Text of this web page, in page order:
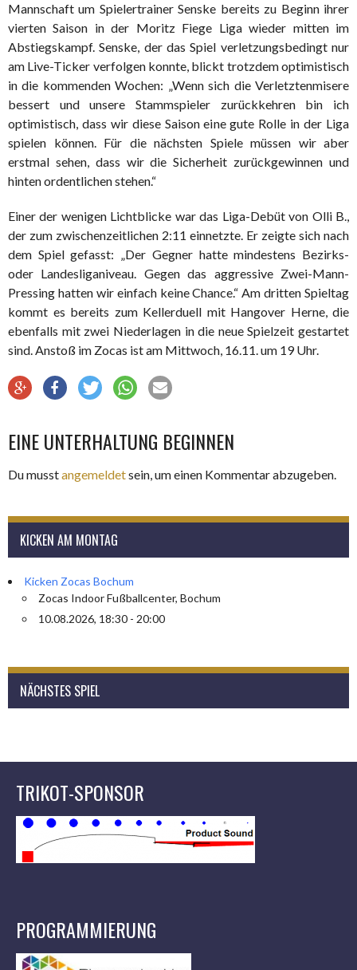
Mannschaft um Spielertrainer Senske bereits zu Beginn ihrer
vierten Saison in der Moritz Fiege Liga wieder mitten im
Abstiegskampf. Senske, der das Spiel verletzungsbedingt nur
am Live-Ticker verfolgen konnte, blickt trotzdem optimistisch
in die kommenden Wochen: „Wenn sich die Verletztenmisere
bessert und unsere Stammspieler zurückkehren bin ich
optimistisch, dass wir diese Saison eine gute Rolle in der Liga
spielen können. Für die nächsten Spiele müssen wir aber
erstmal sehen, dass wir die Sicherheit zurückgewinnen und
hinten ordentlichen stehen.“
Einer der wenigen Lichtblicke war das Liga-Debüt von Olli B.,
der zum zwischenzeitlichen 2:11 einnetzte. Er zeigte sich nach
dem Spiel gefasst: „Der Gegner hatte mindestens Bezirks-
oder Landesliganiveau. Gegen das aggressive Zwei-Mann-
Pressing hatten wir einfach keine Chance.“ Am dritten Spieltag
kommt es bereits zum Kellerduell mit Hangover Herne, die
ebenfalls mit zwei Niederlagen in die neue Spielzeit gestartet
sind. Anstoß im Zocas ist am Mittwoch, 16.11. um 19 Uhr.
EINE UNTERHALTUNG BEGINNEN
Du musstangemeldetsein, um einen Kommentar abzugeben.
KICKEN AM MONTAG
Kicken Zocas Bochum
Zocas Indoor Fußballcenter, Bochum
10.08.2026, 18:30 - 20:00
NÄCHSTES SPIEL
TRIKOT-SPONSOR
PROGRAMMIERUNG